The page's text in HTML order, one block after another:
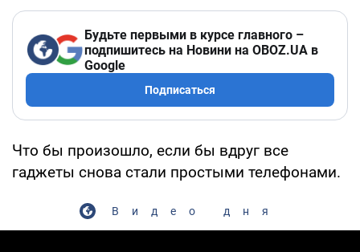
Будьте первыми в курсе главного –
подпишитесь на Новини на OBOZ.UA в
Google
Подписаться
Что бы произошло, если бы вдруг все
гаджеты снова стали простыми телефонами.
Видео дня